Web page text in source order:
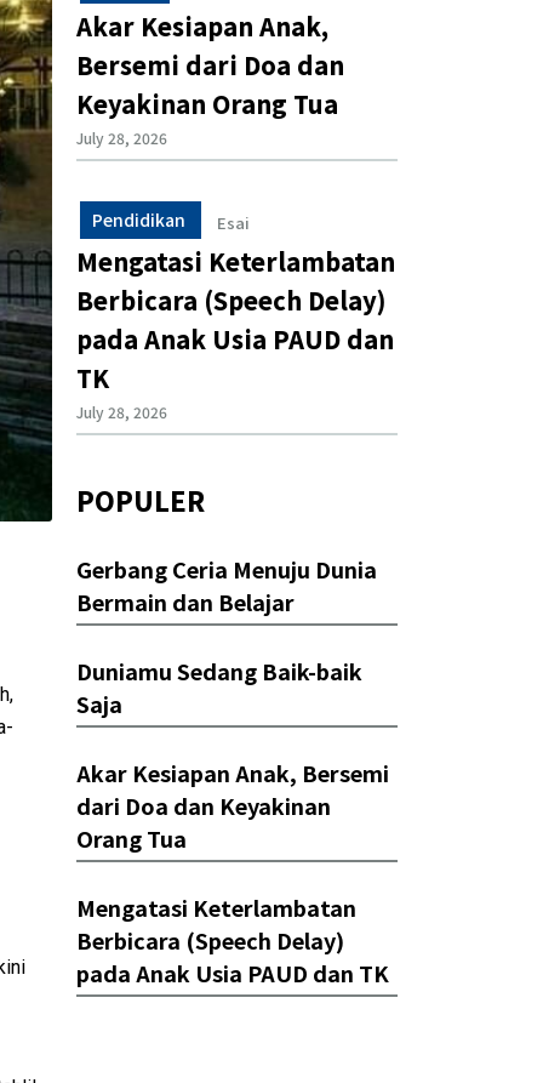
Akar Kesiapan Anak,
Bersemi dari Doa dan
Keyakinan Orang Tua
July 28, 2026
Pendidikan Esai
Mengatasi Keterlambatan
Berbicara (Speech Delay)
pada Anak Usia PAUD dan
TK
July 28, 2026
POPULER
Gerbang Ceria Menuju Dunia
Bermain dan Belajar
Duniamu Sedang Baik-baik
Saja
Akar Kesiapan Anak, Bersemi
dari Doa dan Keyakinan
Orang Tua
Mengatasi Keterlambatan
Berbicara (Speech Delay)
pada Anak Usia PAUD dan TK